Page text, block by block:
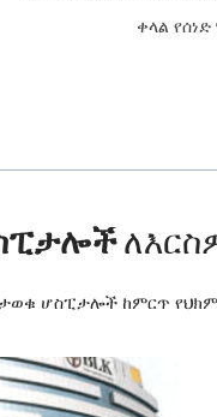
ቀላል
የታወቁ ሆስፒታሎች ከምርጥ